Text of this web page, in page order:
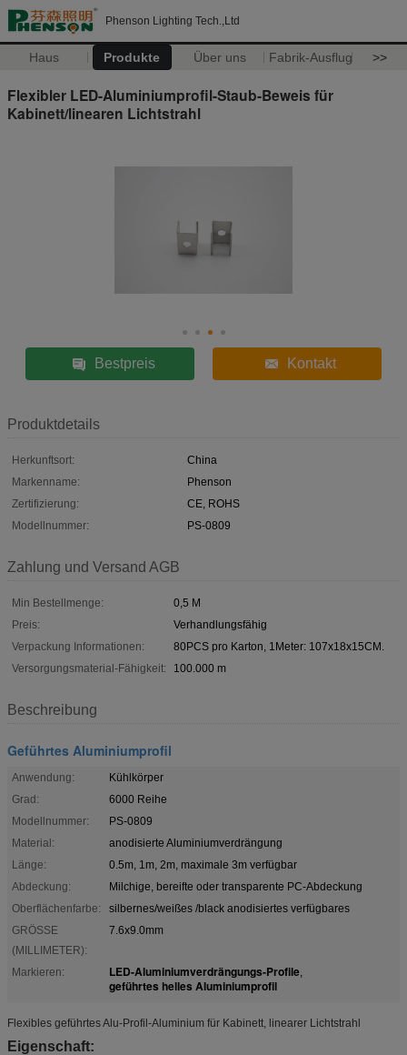
Phenson Lighting Tech.,Ltd
Haus Produkte Über uns Fabrik-Ausflug >>
Flexibler LED-Aluminiumprofil-Staub-Beweis für
Kabinett/linearen Lichtstrahl
Bestpreis Kontakt
Produktdetails
Herkunftsort:
China
Markenname:
Phenson
Zertifizierung:
CE, ROHS
Modellnummer:
PS-0809
Zahlung und Versand AGB
Min Bestellmenge:
0,5 M
Preis:
Verhandlungsfähig
Verpackung Informationen:
80PCS pro Karton, 1Meter: 107x18x15CM.
Versorgungsmaterial-Fähigkeit:
100.000 m
Beschreibung
Geführtes Aluminiumprofil
Anwendung:
Kühlkörper
Grad:
6000 Reihe
Modellnummer:
PS-0809
Material:
anodisierte Aluminiumverdrängung
Länge:
0.5m, 1m, 2m, maximale 3m verfügbar
Abdeckung:
Milchige, bereifte oder transparente PC-Abdeckung
Oberflächenfarbe:
silbernes/weißes /black anodisiertes verfügbares
GRÖSSE
(MILLIMETER):
7.6x9.0mm
Markieren: LED-Aluminiumverdrängungs-Profile,
geführtes helles Aluminiumprofil
Flexibles geführtes Alu-Profil-Aluminium für Kabinett, linearer Lichtstrahl
Eigenschaft: